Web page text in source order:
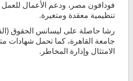
فودافون مصر، ودعم الأعمال للعمل
تنظيمية معقدة ومتغيرة.
رشا حاصلة على ليسانس الحقوق
جامعة القاهرة، كما تحمل شهادات
الامتثال وإدارة المخاطر .